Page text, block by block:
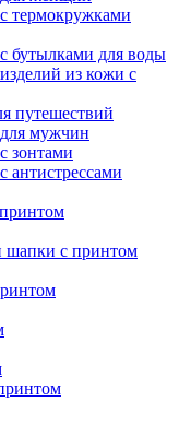
термокружками
бутылками для воды
из кожи с
путешествий
мужчин
зонтами
антистрессами
шапки с принтом